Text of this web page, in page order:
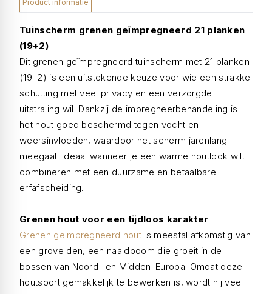
Product informatie
Tuinscherm grenen geïmpregneerd 21 planken
(19+2)
Dit grenen geïmpregneerd tuinscherm met 21 planken
(19+2) is een uitstekende keuze voor wie een strakke
schutting met veel privacy en een verzorgde
uitstraling wil. Dankzij de impregneerbehandeling is
het hout goed beschermd tegen vocht en
weersinvloeden, waardoor het scherm jarenlang
meegaat. Ideaal wanneer je een warme houtlook wilt
combineren met een duurzame en betaalbare
erfafscheiding.
Grenen hout voor een tijdloos karakter
Grenen geïmpregneerd hout is meestal afkomstig van
een grove den, een naaldboom die groeit in de
bossen van Noord- en Midden-Europa. Omdat deze
houtsoort gemakkelijk te bewerken is, wordt hij veel